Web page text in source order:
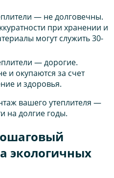
— не долговечны.
при хранении и
могут служить 30-
— дорогие.
и окупаются за счет
и здоровья.
вашего утеплителя —
на долгие годы.
экологичных